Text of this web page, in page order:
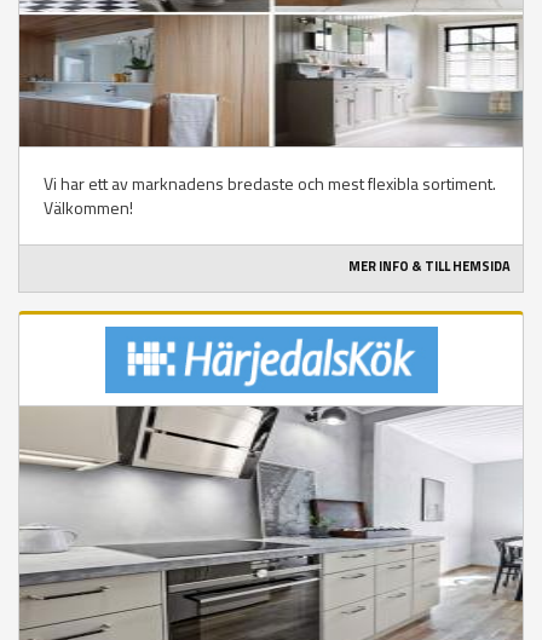
Vi har ett av marknadens bredaste och mest flexibla sortiment.
Välkommen!
MER INFO & TILL HEMSIDA